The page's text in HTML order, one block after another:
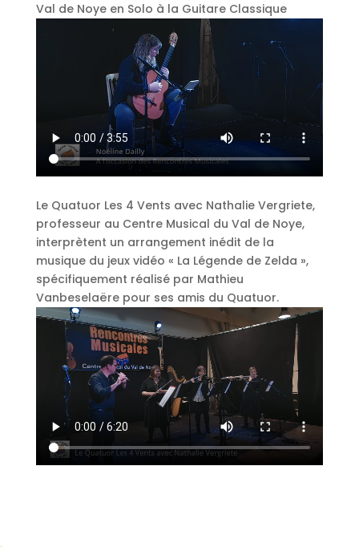
Val de Noye en Solo à la Guitare Classique
Le Quatuor Les 4 Vents avec Nathalie Vergriete,
professeur au Centre Musical du Val de Noye,
interprètent un arrangement inédit de la
musique du jeux vidéo « La Légende de Zelda »,
spécifiquement réalisé par Mathieu
Vanbeselaëre pour ses amis du Quatuor.